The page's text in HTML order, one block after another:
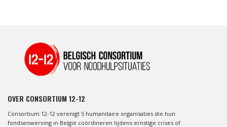
OVER CONSORTIUM 12-12
Consortium 12-12 verenigt 5 humanitaire organisaties die hun
fondsenwerving in België coördineren tijdens ernstige crises of